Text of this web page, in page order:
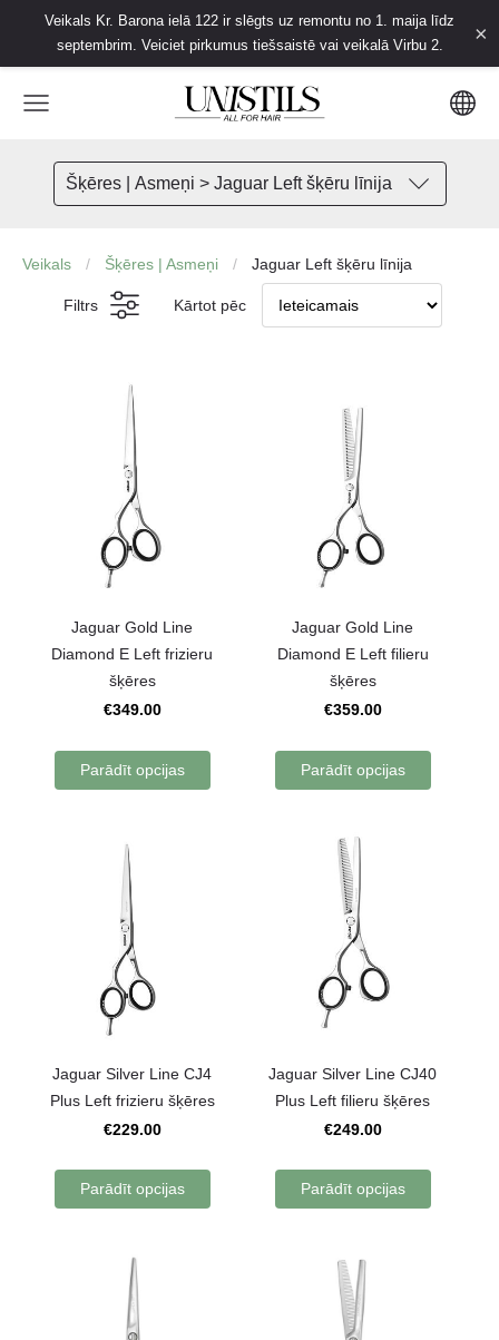
Veikals Kr. Barona ielā 122 ir slēgts uz remontu no 1. maija līdz
septembrim. Veiciet pirkumus tiešsaistē vai veikalā Virbu 2.
×
Šķēres | Asmeņi > Jaguar Left šķēru līnija
Veikals Šķēres | Asmeņi Jaguar Left šķēru līnija
Filtrs Kārtot pēc
Jaguar Gold Line
Diamond E Left frizieru
šķēres
€349.00
Parādīt opcijas
Jaguar Gold Line
Diamond E Left filieru
šķēres
€359.00
Parādīt opcijas
Jaguar Silver Line CJ4
Plus Left frizieru šķēres
€229.00
Parādīt opcijas
Jaguar Silver Line CJ40
Plus Left filieru šķēres
€249.00
Parādīt opcijas